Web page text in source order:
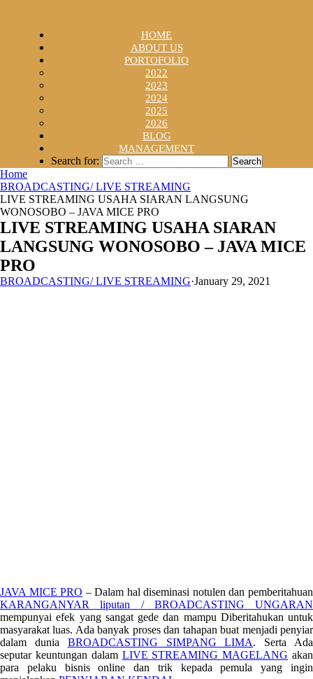
HOME
ABOUT US
PORTOFOLIO
2022
2023
2024
2025
2026
BLOG
MANAGEMENT
Search for:
Home
BROADCASTING/ LIVE STREAMING
LIVE STREAMING USAHA SIARAN LANGSUNG
WONOSOBO – JAVA MICE PRO
LIVE STREAMING USAHA SIARAN
LANGSUNG WONOSOBO – JAVA MICE
PRO
BROADCASTING/ LIVE STREAMING·January 29, 2021
JAVA MICE PRO – Dalam hal diseminasi notulen dan pemberitahuan
KARANGANYAR liputan / BROADCASTING UNGARAN
mempunyai efek yang sangat gede dan mampu Diberitahukan untuk
masyarakat luas. Ada banyak proses dan tahapan buat menjadi penyiar
dalam dunia BROADCASTING SIMPANG LIMA. Serta Ada
seputar keuntungan dalam LIVE STREAMING MAGELANG akan
para pelaku bisnis online dan trik kepada pemula yang ingin